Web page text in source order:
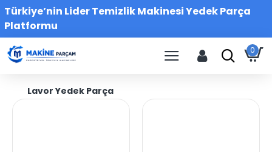
Türkiye’nin Lider Temizlik Makinesi Yedek Parça
Platformu
0
Lavor Yedek Parça